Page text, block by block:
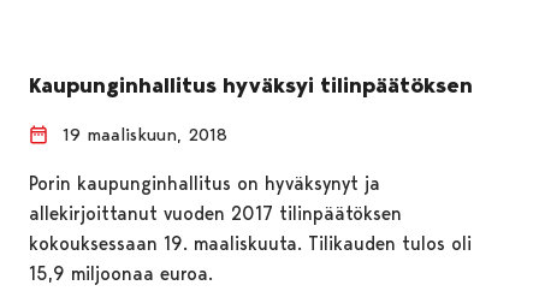
Kaupunginhallitus hyväksyi tilinpäätöksen
19 maaliskuun, 2018
Porin kaupunginhallitus on hyväksynyt ja
allekirjoittanut vuoden 2017 tilinpäätöksen
kokouksessaan 19. maaliskuuta. Tilikauden tulos oli
15,9 miljoonaa euroa.